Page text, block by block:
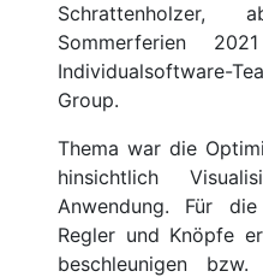
Sommerferien
Group.
Thema war die
hinsichtlich
Anwendung. Für
Regler und Knöpfe
beschleunigen